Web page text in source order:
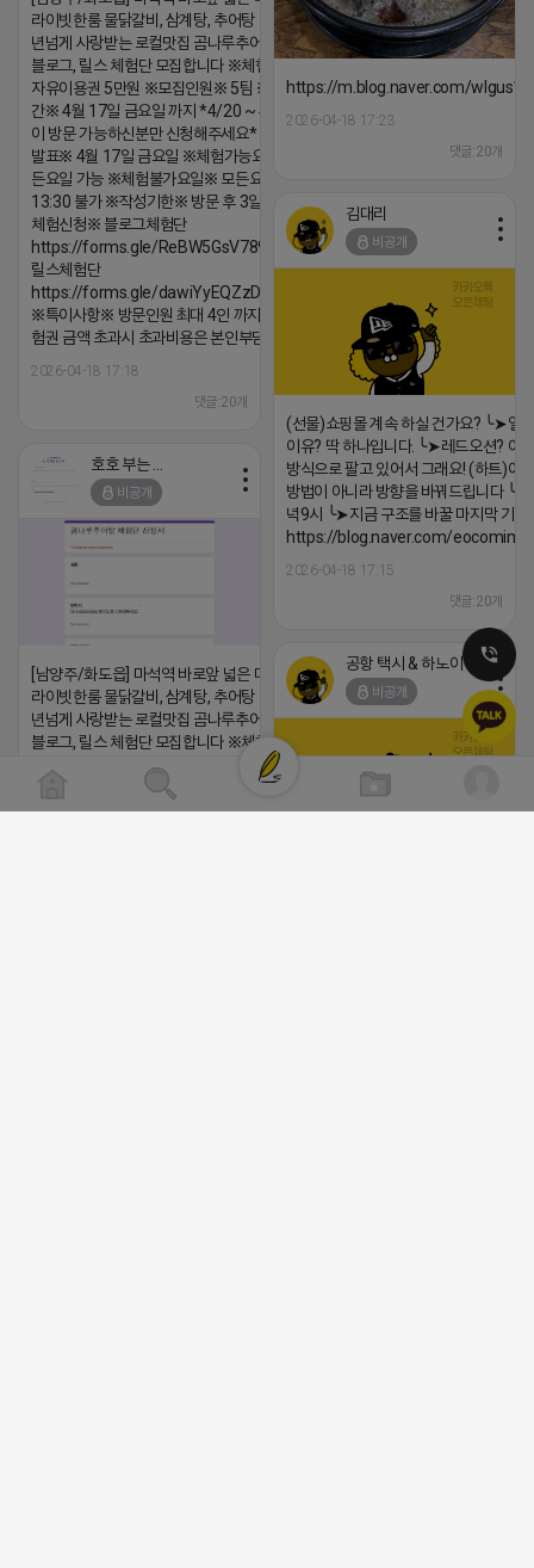
https://m.blog.naver.com/
2026-04-18 17:23
댓글:20개
라이빗한룸 물닭갈비, 삼계탕, 추어탕 맛집 10
년넘게 사랑받는 로컬맛집 곰나루추어탕에서
블로그, 릴스 체험단 모집합니다 ※체험메뉴※
자유이용권 5만원 ※모집인원※ 5팀 ※모집기
간※ 4월 17일 금요일 까지 *4/20 ~ 4/26 사
이 방문 가능하신분만 신청해주세요* ※체험단
발표※ 4월 17일 금요일 ※체험가능요일※ 모
든요일 가능 ※체험불가요일※ 모든요일 12 ~
13:30 불가 ※작성기한※ 방문 후 3일 이내 ※
체험신청※ 블로그체험단
https://forms.gle/ReBW5GsV789ur2Pz6
릴스체험단
https://forms.gle/dawiYyEQZzDdqf8W8
※특이사항※ 방문인원 최대 4인 까지 가능 체
험권 금액 초과시 초과비용은 본인부담입니다.
2026-04-18 17:18
댓글:20개
김대리
비공개
(선물)쇼핑몰 계속 하실 건가요? ╰➤열
이유? 딱 하나입니다. ╰➤레드오션? 아
방식으로 팔고 있어서 그래요! (하트)이
방법이 아니라 방향을 바꿔드립니다
녁9시 ╰➤지금 구조를 바꿀 마지막 기회
https://blog.naver.com/eocomim/
2026-04-18 17:15
댓글:20개
비공개
[남양주/화도읍] 마석역 바로앞 넓은 매장과, 프
라이빗한룸 물닭갈비, 삼계탕, 추어탕 맛집 10
년넘게 사랑받는 로컬맛집 곰나루추어탕에서
블로그, 릴스 체험단 모집합니다 ※체험메뉴※
자유이용권 5만원 ※모집인원※ 5팀 ※모집기
간※ 4월 17일 금요일 까지 *4/20 ~ 4/26 사
이 방문 가능하신분만 신청해주세요* ※체험단
공항 택시 & 하노이 렌트카
비공개